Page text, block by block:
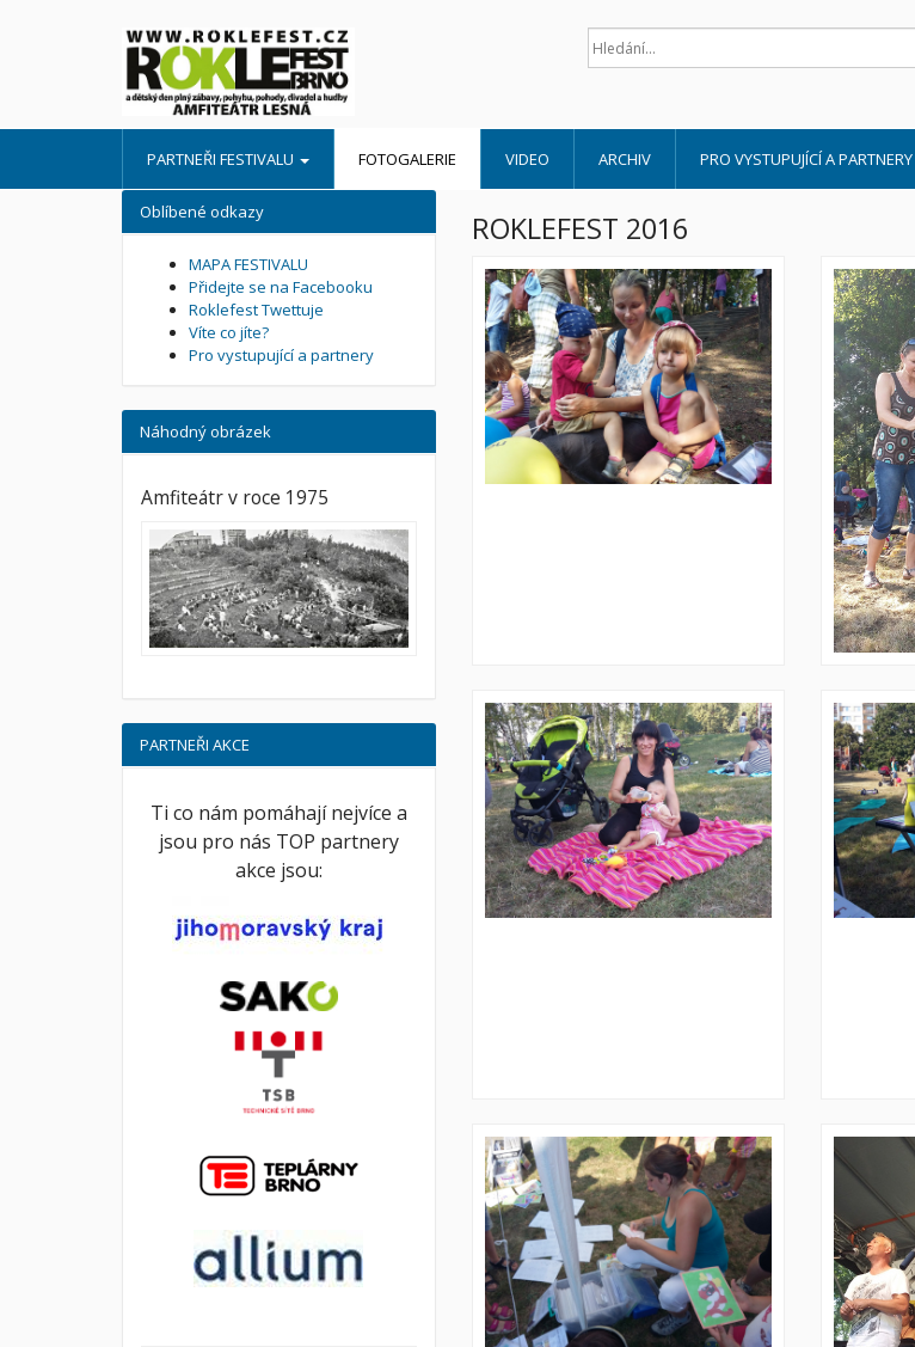
PARTNEŘI FESTIVALU FOTOGALERIE VIDEO ARCHIV PRO VYSTUPUJÍCÍ A PARTNERY
ROKLEFEST 2016
Oblíbené odkazy
MAPA FESTIVALU
Přidejte se na Facebooku
Roklefest Twettuje
Víte co jíte?
Pro vystupující a partnery
Náhodný obrázek
Amfiteátr v roce 1975
PARTNEŘI AKCE
Ti co nám pomáhají nejvíce a
jsou pro nás TOP partnery
akce jsou: